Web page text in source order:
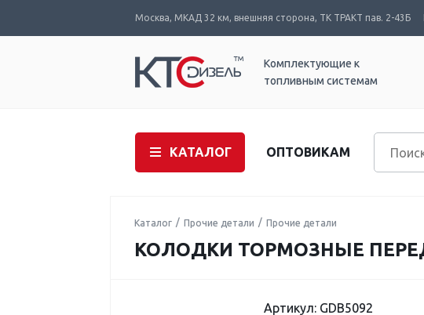
Москва, МКАД 32 км, внешняя сторона, ТК ТРАКТ пав. 2-43Б
Комплектующие к
топливным системам
КАТАЛОГ ОПТОВИКАМ
Каталог Прочие детали Прочие детали
КОЛОДКИ ТОРМОЗНЫЕ
Артикул: GDB5092